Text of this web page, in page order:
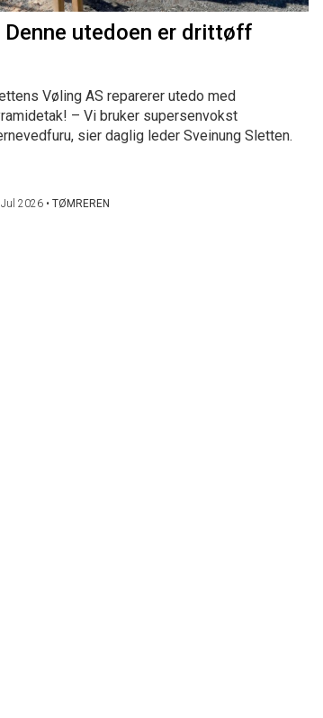
Denne utedoen er drittøff
Vøling AS reparerer utedo med
– Vi bruker supersenvokst
sier daglig leder Sveinung Sletten.
2026• TØMREREN